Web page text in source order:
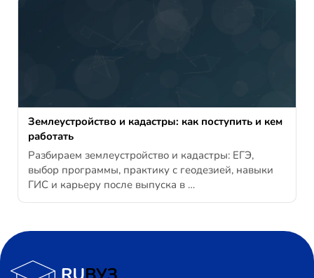
Землеустройство и кадастры: как поступить и кем
работать
Разбираем землеустройство и кадастры: ЕГЭ,
выбор программы, практику с геодезией, навыки
ГИС и карьеру после выпуска в …